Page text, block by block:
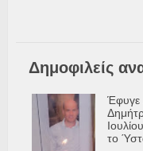
Δημοφιλείς
Έφυγε
το